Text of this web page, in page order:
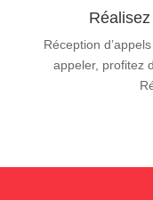
Réception
appeler, profitez